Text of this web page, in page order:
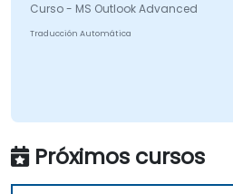
Curso - MS Outlook Advanced
Traducción Automática
Próximos cursos